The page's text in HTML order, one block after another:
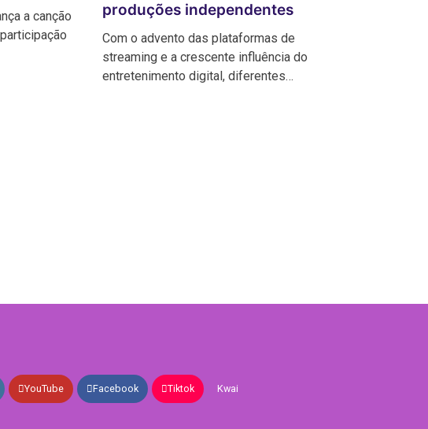
a canção
produções independentes
Com o advento das plataformas de
streaming e a crescente influência do
entretenimento digital, diferentes…
YouTube Facebook Tiktok Kwai